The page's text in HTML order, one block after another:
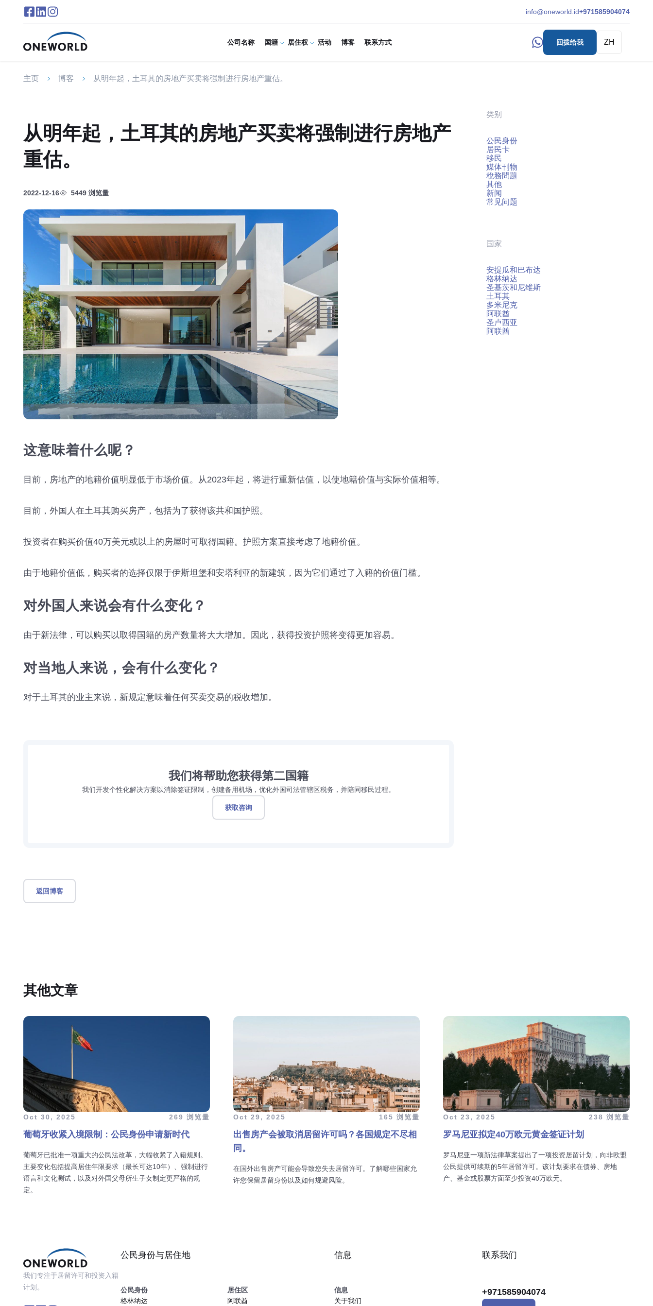
info@oneworld.id+971585904074
公司名称 国籍 居住权 活动 博客 联系方式 回拨给我 ZH
主页 博客 从明年起，土耳其的房地产买卖将强制进行房地产重估。
从明年起，土耳其的房地产买卖将强制进行房地产
重估。
2022-12-16 5449 浏览量
这意味着什么呢？
目前，房地产的地籍价值明显低于市场价值。从2023年起，将进行重新估值，以使地籍价值与实际价值相等。
目前，外国人在土耳其购买房产，包括为了获得该共和国护照。
投资者在购买价值40万美元或以上的房屋时可取得国籍。护照方案直接考虑了地籍价值。
由于地籍价值低，购买者的选择仅限于伊斯坦堡和安塔利亚的新建筑，因为它们通过了入籍的价值门槛。
对外国人来说会有什么变化？
由于新法律，可以购买以取得国籍的房产数量将大大增加。因此，获得投资护照将变得更加容易。
对当地人来说，会有什么变化？
对于土耳其的业主来说，新规定意味着任何买卖交易的税收增加。
我们将帮助您获得第二国籍
我们开发个性化解决方案以消除签证限制，创建备用机场，优化外国司法管辖区税务，并陪同移民过程。
获取咨询
返回博客
类别
公民身份
居民卡
移民
媒体刊物
稅務問題
其他
新闻
常见问题
国家
安提瓜和巴布达
格林纳达
圣基茨和尼维斯
土耳其
多米尼克
阿联酋
圣卢西亚
阿联酋
其他文章
Oct 30, 2025 269 浏览量
葡萄牙收紧入境限制：公民身份申请新时代
葡萄牙已批准一项重大的公民法改革，大幅收紧了入籍规则。
主要变化包括提高居住年限要求（最长可达10年）、强制进行
语言和文化测试，以及对外国父母所生子女制定更严格的规
定。
Oct 29, 2025 165 浏览量
出售房产会被取消居留许可吗？各国规定不尽相
同。
在国外出售房产可能会导致您失去居留许可。了解哪些国家允
许您保留居留身份以及如何规避风险。
Oct 23, 2025 238 浏览量
罗马尼亚拟定40万欧元黄金签证计划
罗马尼亚一项新法律草案提出了一项投资居留计划，向非欧盟
公民提供可续期的5年居留许可。该计划要求在债券、房地
产、基金或股票方面至少投资40万欧元。
我们专注于居留许可和投资入籍
计划。
公民身份与居住地
公民身份
格林纳达
居住区
阿联酋
信息
信息
关于我们
联系我们
+971585904074